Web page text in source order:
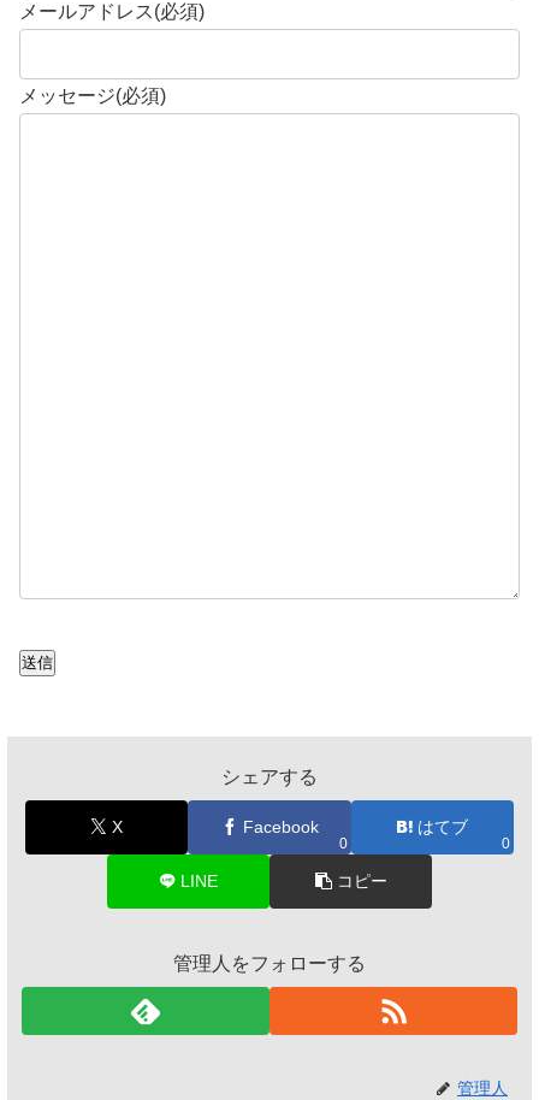
メールアドレス(必須)
メッセージ(必須)
送信
シェアする
X Facebook
0
はてブ
0
LINE コピー
管理人をフォローする
管理人